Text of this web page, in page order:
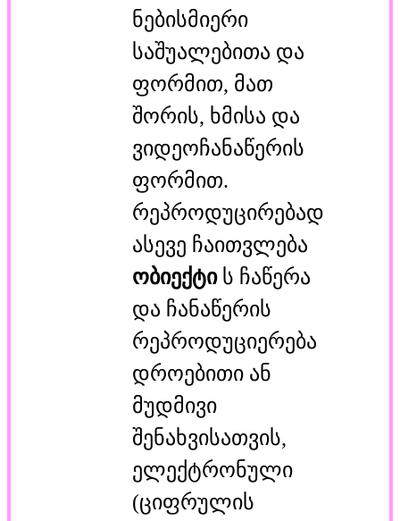
ნებისმიერი
საშუალებითა და
ფორმით, მათ
შორის, ხმისა და
ვიდეოჩანაწერის
ფორმით.
რეპროდუცირებად
ასევე ჩაითვლება
ობიექტი ს ჩაწერა
და ჩანაწერის
რეპროდუციერება
დროებითი ან
მუდმივი
შენახვისათვის,
ელექტრონული
(ციფრულის